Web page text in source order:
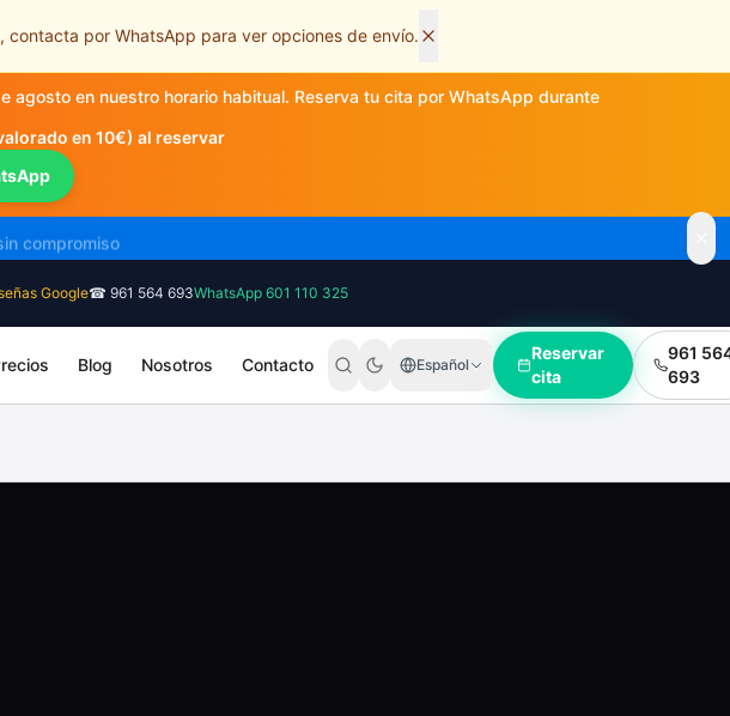
contacta por WhatsApp para ver opciones de envío.
agosto en nuestro horario habitual. Reserva tu cita por WhatsApp durante
en 10€) al reservar
compromiso
Google☎ 961 564 693WhatsApp 601 110 325
Blog Nosotros Contacto Español
Reservar
cita
961
693